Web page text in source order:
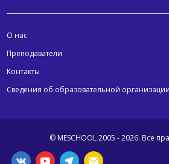
О нас
Преподаватели
Контакты
Сведения об образовательной организации
© MESCHOOL 2005 - 2026. Все